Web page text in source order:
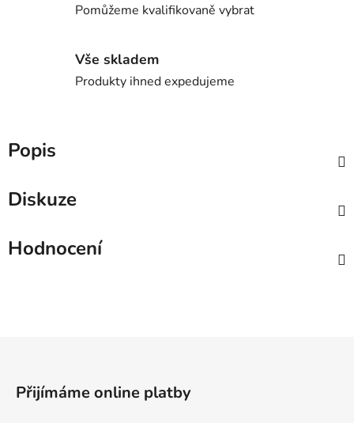
Pomůžeme kvalifikovaně vybrat
Vše skladem
Produkty ihned expedujeme
Popis
Diskuze
Hodnocení
Přijímáme online platby